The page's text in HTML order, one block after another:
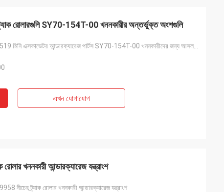
রোলারগুলি SY70-154T-00 খননকারীর অন্তর্ভুক্ত অংশগুলি
এখন যোগাযোগ
খননকারী আন্ডারক্যারেজ যন্ত্রাংশ
নীচের ট্র্যাক রোলার খননকারী আন্ডারক্যারেজ যন্ত্রাংশ